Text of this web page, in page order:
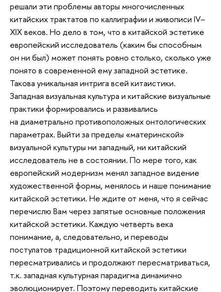
решали эти проблемы авторы многочисленных
китайских трактатов по каллиграфии и живописи IV–
XIX веков. Но дело в том, что в китайской эстетике
европейский исследователь (каким бы способным
он ни был) может понять ровно столько, сколько уже
понято в современной ему западной эстетике.
Такова уникальная интрига всей китаистики.
Западная визуальная культура и китайские визуальные
практики формировались и развивались
на диаметрально противоположных онтологических
параметрах. Выйти за пределы «материнской»
визуальной культуры ни западный, ни китайский
исследователь не в состоянии. По мере того, как
европейский модернизм менял западное видение
художественной формы, менялось и наше понимание
китайской эстетики. Не ждите от меня, что я сейчас
перечислю Вам через запятые основные положения
китайской эстетики. Каждую четверть века
понимание, а, следовательно, и переводы
постулатов традиционной китайской эстетики
пересматривались и продолжают пересматриваться,
т.к. западная культурная парадигма динамично
эволюционирует. Поэтому переводить китайские